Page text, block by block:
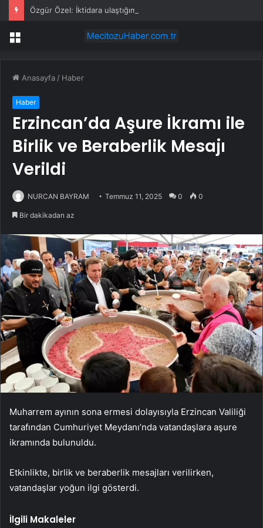
Menü
Anasayfa / Haber
Haber
Erzincan’da Aşure İkramı ile
Birlik ve Beraberlik Mesajı
Verildi
NURCAN BAYRAM Temmuz 11, 2025 0 0
Bir dakikadan az
Muharrem ayının sona ermesi dolayısıyla Erzincan Valiliği
tarafından Cumhuriyet Meydanı’nda vatandaşlara aşure
ikramında bulunuldu.
Etkinlikte, birlik ve beraberlik mesajları verilirken,
vatandaşlar yoğun ilgi gösterdi.
İlgili Makaleler